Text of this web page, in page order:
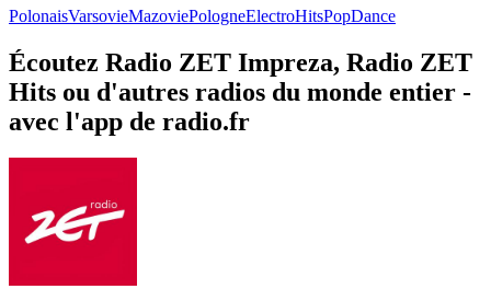
PolonaisVarsovieMazoviePologneElectroHitsPopDance
Écoutez Radio ZET Impreza, Radio ZET
Hits ou d'autres radios du monde entier -
avec l'app de radio.fr